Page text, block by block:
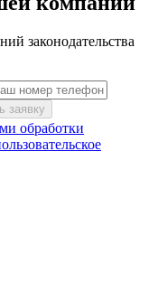
законодательства
заявку
обработки